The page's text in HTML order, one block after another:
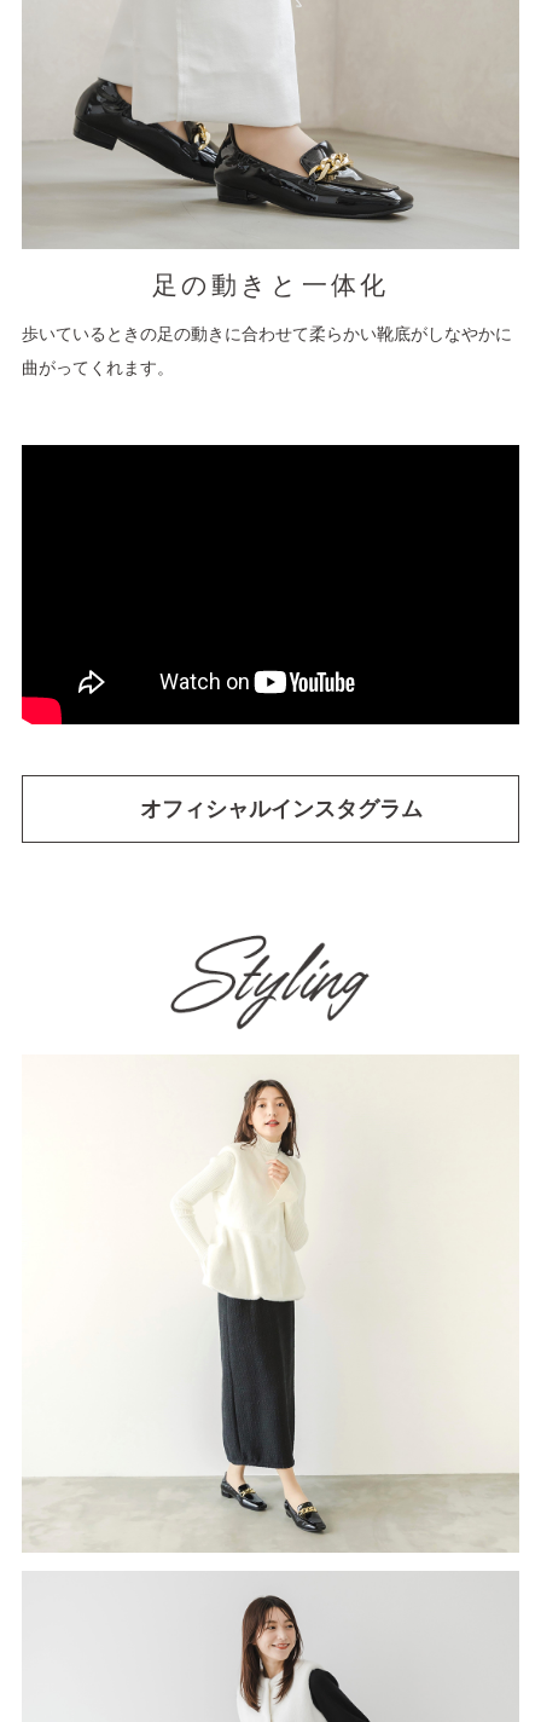
足の動きと一体化
歩いているときの足の動きに合わせて柔らかい靴底がしなやかに
曲がってくれます。
オフィシャルインスタグラム